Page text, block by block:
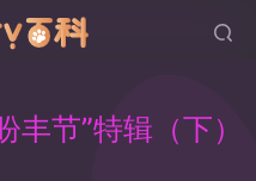
丰节”特辑（下）